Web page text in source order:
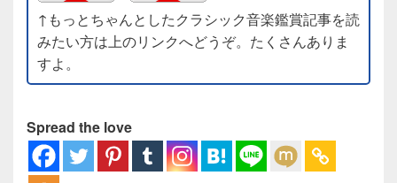
↑もっとちゃんとしたクラシック音楽鑑賞記事を読
みたい方は上のリンクへどうぞ。たくさんありま
すよ。
Spread the love